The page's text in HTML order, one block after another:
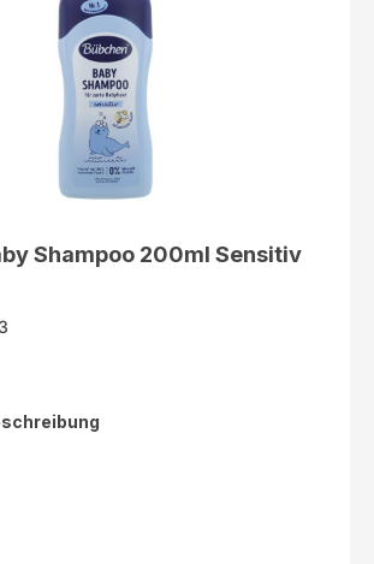
Shampoo 200ml Sensitiv